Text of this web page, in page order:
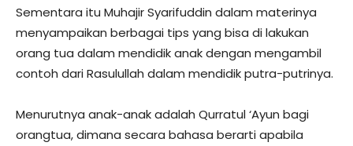
Sementara itu Muhajir Syarifuddin dalam materinya
menyampaikan berbagai tips yang bisa di lakukan
orang tua dalam mendidik anak dengan mengambil
contoh dari Rasulullah dalam mendidik putra-putrinya.
Menurutnya anak-anak adalah Qurratul ‘Ayun bagi
orangtua, dimana secara bahasa berarti apabila